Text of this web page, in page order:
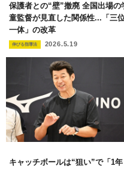
保護者との“壁”撤廃 全国出場の
童監督が見直した関係性...「三
一体」の改革
伸びる指導法 2026.5.19
キャッチボールは“狙い”で「1年